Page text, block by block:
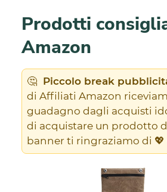
Prodotti
Amazon
🤔 Piccolo break
di Affiliati Amazon
guadagno dagli acquisti
di acquistare un prodotto
banner ti ringraziamo di 💖